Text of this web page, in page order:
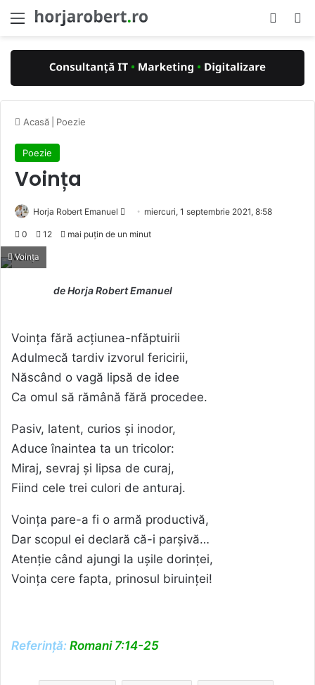
Menu
Acasă Poezie
Poezie
Voința
Horja Robert Emanuel
Send miercuri, 1 septembrie 2021, 8:58
0 12 mai puțin de un minut
Voința
de Horja Robert Emanuel
Voința fără acțiunea-nfăptuirii
Adulmecă tardiv izvorul fericirii,
Născând o vagă lipsă de idee
Ca omul să rămână fără procedee.
Pasiv, latent, curios și inodor,
Aduce înaintea ta un tricolor:
Miraj, sevraj și lipsa de curaj,
Fiind cele trei culori de anturaj.
Voința pare-a fi o armă productivă,
Dar scopul ei declară că-i parșivă…
Atenție când ajungi la ușile dorinței,
Voința cere fapta, prinosul biruinței!
Referință: Romani 7:14-25